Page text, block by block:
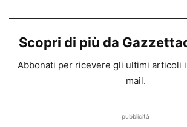
Scopri di più da
Abbonati per ricevere gli ultimi articoli
mail.
pubblicità